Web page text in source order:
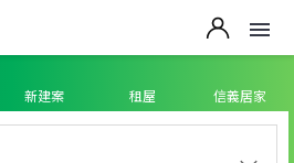
新建案 租屋 信義居家